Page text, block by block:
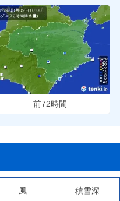
前72時間
風 積雪深